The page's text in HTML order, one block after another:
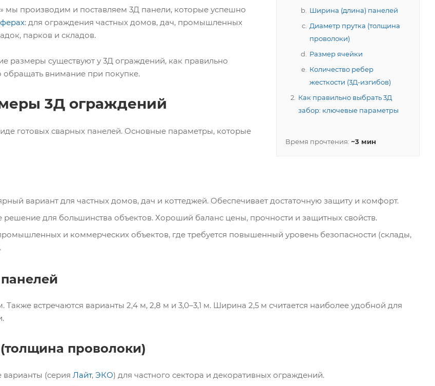
Ширина (длина) панелей
Диаметр прутка (толщина
проволоки)
Размер ячейки
Количество ребер
жесткости (3Д-изгибов)
Как правильно выбрать 3Д
забор: ключевые параметры
Время прочтения: ~3 мин
мы производим и поставляем 3Д панели, которые успешно
: для ограждения частных домов, дач, промышленных
парков и складов.
размеры существуют у 3Д ограждений, как правильно
обращать внимание при покупке.
3Д ограждений
готовых сварных панелей. Основные параметры, которые
вариант для частных домов, дач и коттеджей. Обеспечивает достаточную защиту и комфорт.
для большинства объектов. Хороший баланс цены, прочности и защитных свойств.
и коммерческих объектов, где требуется повышенный уровень безопасности (склады,
встречаются варианты 2,4 м, 2,8 м и 3,0–3,1 м. Ширина 2,5 м считается наиболее удобной для
проволоки)
(серия Лайт, ЭКО) для частного сектора и декоративных ограждений.